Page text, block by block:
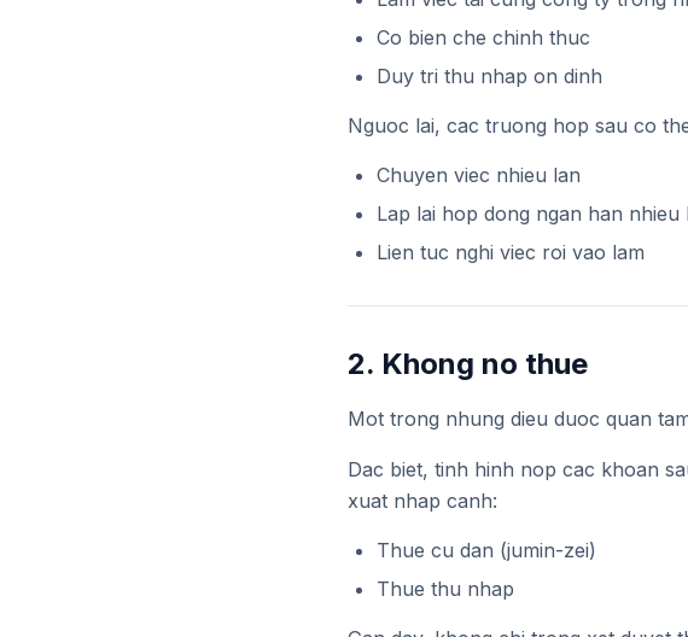
Co bien che chinh thuc
Duy tri thu nhap on dinh
Nguoc lai, cac truong hop sau co
Chuyen viec nhieu lan
Lap lai hop dong ngan han nhieu
Lien tuc nghi viec roi vao lam
2. Khong no thue
Mot trong nhung dieu duoc quan
Dac biet, tinh hinh nop cac khoan
xuat nhap canh:
Thue cu dan (jumin-zei)
Thue thu nhap